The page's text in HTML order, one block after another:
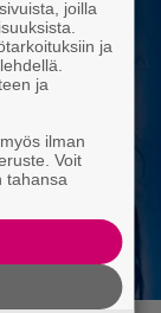
joilla
ja
ja
ilman
Voit
tahansa